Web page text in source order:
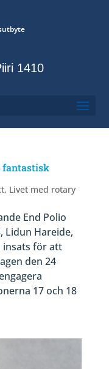
1410
fantastisk
, Livet med rotary
End Polio
Lidun Hareide,
insats för att
den 24
17 och 18